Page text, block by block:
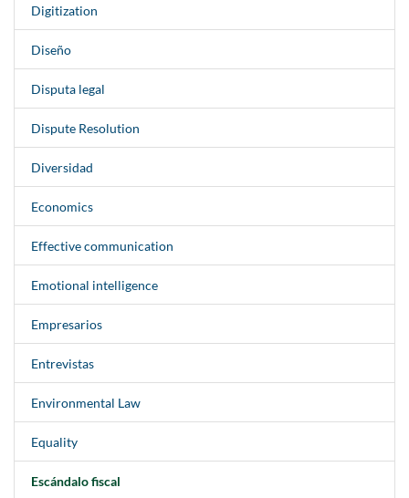
Digitization
Diseño
Disputa legal
Dispute Resolution
Diversidad
Economics
Effective communication
Emotional intelligence
Empresarios
Entrevistas
Environmental Law
Equality
Escándalo fiscal